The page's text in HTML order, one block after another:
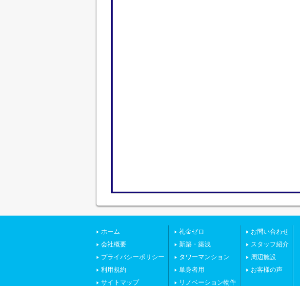
ホーム
会社概要
プライバシーポリシー
利用規約
サイトマップ
礼金ゼロ
新築・築浅
タワーマンション
単身者用
リノベーション物件
お問い合わせ
スタッフ紹介
周辺施設
お客様の声